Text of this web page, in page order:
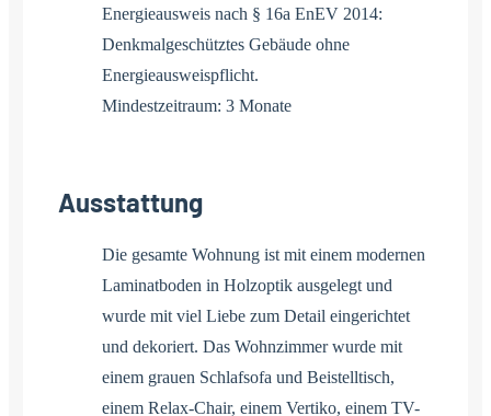
Energieausweis nach § 16a EnEV 2014:
Denkmalgeschütztes Gebäude ohne
Energieausweispflicht.
Mindestzeitraum: 3 Monate
Ausstattung
Die gesamte Wohnung ist mit einem modernen
Laminatboden in Holzoptik ausgelegt und
wurde mit viel Liebe zum Detail eingerichtet
und dekoriert. Das Wohnzimmer wurde mit
einem grauen Schlafsofa und Beistelltisch,
einem Relax-Chair, einem Vertiko, einem TV-